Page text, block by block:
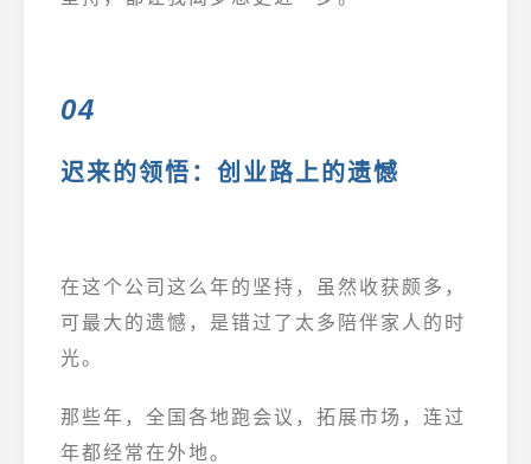
04
迟来的领悟：创业路上的遗憾
在这个公司 这么年的坚持，虽然收获颇多，
可最大的遗憾，是错过了太多陪伴家人的时
光。
那些年，全国各地跑会议，拓展市场，连过
年都经常在外地。